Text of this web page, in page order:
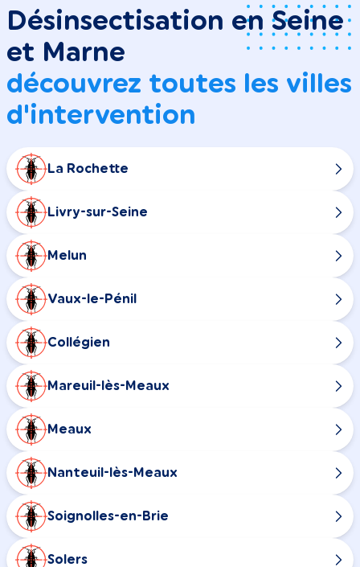
Désinsectisation en Seine
et Marne
découvrez toutes les villes
d'intervention
La Rochette
Livry-sur-Seine
Melun
Vaux-le-Pénil
Collégien
Mareuil-lès-Meaux
Meaux
Nanteuil-lès-Meaux
Soignolles-en-Brie
Solers